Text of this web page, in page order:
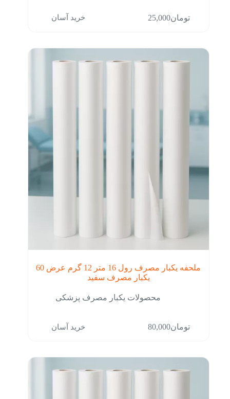
تومان25,000 خرید آسان
ملحفه یکبار مصرف رول 16 متر 12 گرم عرض 60
یکبار مصرف سفید
محصولات یکبار مصرف پزشکی
تومان80,000 خرید آسان